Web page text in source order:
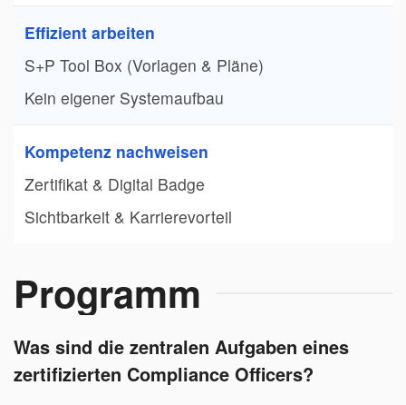
Effizient arbeiten
S+P Tool Box (Vorlagen & Pläne)
Kein eigener Systemaufbau
Kompetenz nachweisen
Zertifikat & Digital Badge
Sichtbarkeit & Karrierevorteil
Programm
Was sind die zentralen Aufgaben eines
zertifizierten Compliance Officers?